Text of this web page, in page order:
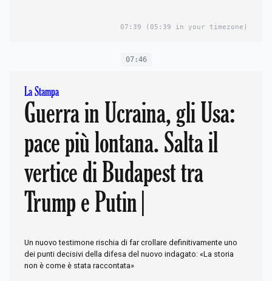
07:39 (05:39 in your timezone)
07:46
La Stampa
Guerra in Ucraina, gli Usa:
pace più lontana. Salta il
vertice di Budapest tra
Trump e Putin |
Un nuovo testimone rischia di far crollare definitivamente uno
dei punti decisivi della difesa del nuovo indagato: «La storia
non è come è stata raccontata»